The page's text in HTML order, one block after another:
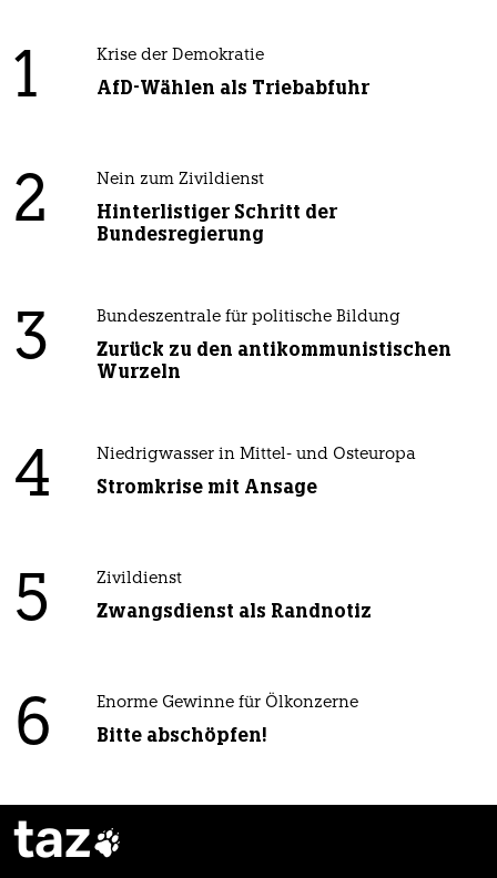
1 Krise der Demokratie
AfD-Wählen als Triebabfuhr
2 Nein zum Zivildienst
Hinterlistiger Schritt der
Bundesregierung
3 Bundeszentrale für politische Bildung
Zurück zu den antikommunistischen
Wurzeln
4 Niedrigwasser in Mittel- und Osteuropa
Stromkrise mit Ansage
5 Zivildienst
Zwangsdienst als Randnotiz
6 Enorme Gewinne für Ölkonzerne
Bitte abschöpfen!
taz